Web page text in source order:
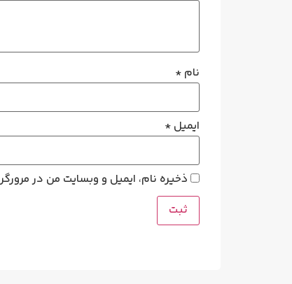
نام *
ایمیل *
ذخیره نام، ایمیل و وبسایت من در